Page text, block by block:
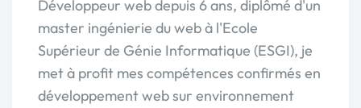
Développeur web depuis 6 ans, diplômé d'un
master ingénierie du web à l'Ecole
Supérieur de Génie Informatique (ESGI), je
met à profit mes compétences confirmés en
développement web sur environnement